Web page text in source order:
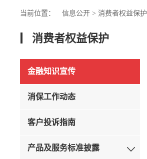
当前位置： 信息公开 > 消费者权益保护
消费者权益保护
金融知识宣传
消保工作动态
客户投诉指南
产品及服务标准披露